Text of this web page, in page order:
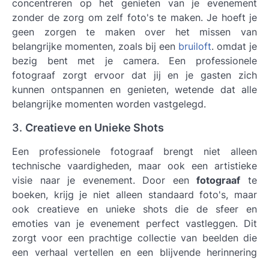
concentreren op het genieten van je evenement
zonder de zorg om zelf foto's te maken. Je hoeft je
geen zorgen te maken over het missen van
belangrijke momenten, zoals bij een bruiloft. omdat je
bezig bent met je camera. Een professionele
fotograaf zorgt ervoor dat jij en je gasten zich
kunnen ontspannen en genieten, wetende dat alle
belangrijke momenten worden vastgelegd.
3. Creatieve en Unieke Shots
Een professionele fotograaf brengt niet alleen
technische vaardigheden, maar ook een artistieke
visie naar je evenement. Door eenfotograaf te
boeken, krijg je niet alleen standaard foto's, maar
ook creatieve en unieke shots die de sfeer en
emoties van je evenement perfect vastleggen. Dit
zorgt voor een prachtige collectie van beelden die
een verhaal vertellen en een blijvende herinnering